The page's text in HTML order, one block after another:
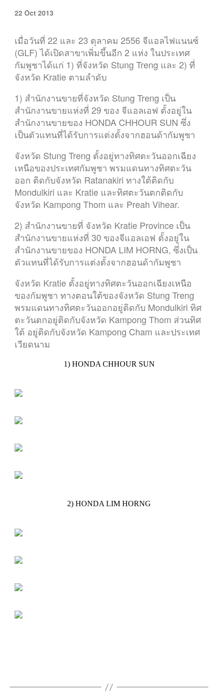
22 Oct 2013
เมื่อวันที่ 22 และ 23 ตุลาคม 2556 จีแอลไฟแนนซ์
(GLF) ได้เปิดสาขาเพิ่มขึ้นอีก 2 แห่ง ในประเทศ
กัมพูชาได้แก่ 1) ที่จังหวัด Stung Treng และ 2) ที่
จังหวัด Kratie ตามลำดับ
1) สำนักงานขายที่จังหวัด Stung Treng เป็น
สำนักงานขายแห่งที่ 29 ของ จีแอลเอฟ ตั้งอยู่ใน
สำนักงานขายของ HONDA CHHOUR SUN ซึ่ง
เป็นตัวแทนที่ได้รับการแต่งตั้งจากฮอนด้ากัมพูชา
จังหวัด Stung Treng ตั้งอยู่ทางทิศตะวันออกเฉียง
เหนือของประเทศกัมพูชา พรมแดนทางทิศตะวัน
ออก ติดกับจังหวัด Ratanakiri ทางใต้ติดกับ
Mondulkiri และ Kratie และทิศตะวันตกติดกับ
จังหวัด Kampong Thom และ Preah Vihear.
2) สำนักงานขายที่ จังหวัด Kratie Province เป็น
สำนักงานขายแห่งที่ 30 ของจีแอลเอฟ ตั้งอยู่ใน
สำนักงานขายของ HONDA LIM HORNG, ซึ่งเป็น
ตัวแทนที่ได้รับการแต่งตั้งจากฮอนด้ากัมพูชา
จังหวัด Kratie ตั้งอยู่ทางทิศตะวันออกเฉียงเหนือ
ของกัมพูชา ทางตอนใต้ของจังหวัด Stung Treng
พรมแดนทางทิศตะวันออกอยู่ติดกับ Mondulkiri ทิศ
ตะวันตกอยู่ติดกับจังหวัด Kampong Thom ส่วนทิศ
ใต้ อยู่ติดกับจังหวัด Kampong Cham และประเทศ
เวียดนาม
1) HONDA CHHOUR SUN
2) HONDA LIM HORNG